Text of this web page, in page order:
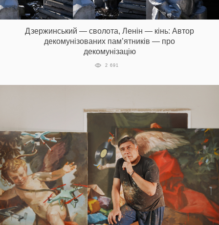
Дзержинський — сволота, Ленін — кінь: Автор
декомунізованих пам’ятників — про
декомунізацію
2 691